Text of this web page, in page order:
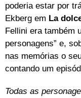
poderia estar por
Ekberg em La
Fellini era também
personagens” e,
nas memórias o
contando um
Todas as